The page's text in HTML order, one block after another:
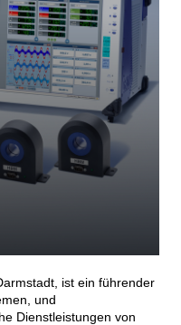
ist ein führender
und
Dienstleistungen von